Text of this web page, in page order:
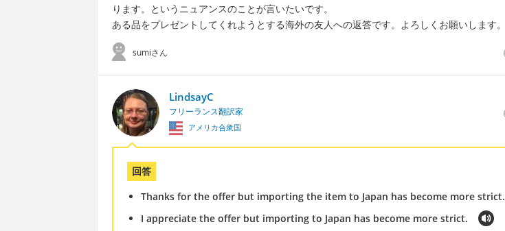
ります。というニュアンスのことが言いたいです。
ある品をプレゼントしてくれようとする海外の友人への返答です。よろしくお願いします。
sumiさん
LindsayC
フリーランス翻訳家
アメリカ合衆国
回答
Thanks for the offer but importing the item to Japan has become more strict.
I appreciate the offer but importing to Japan has become more strict.